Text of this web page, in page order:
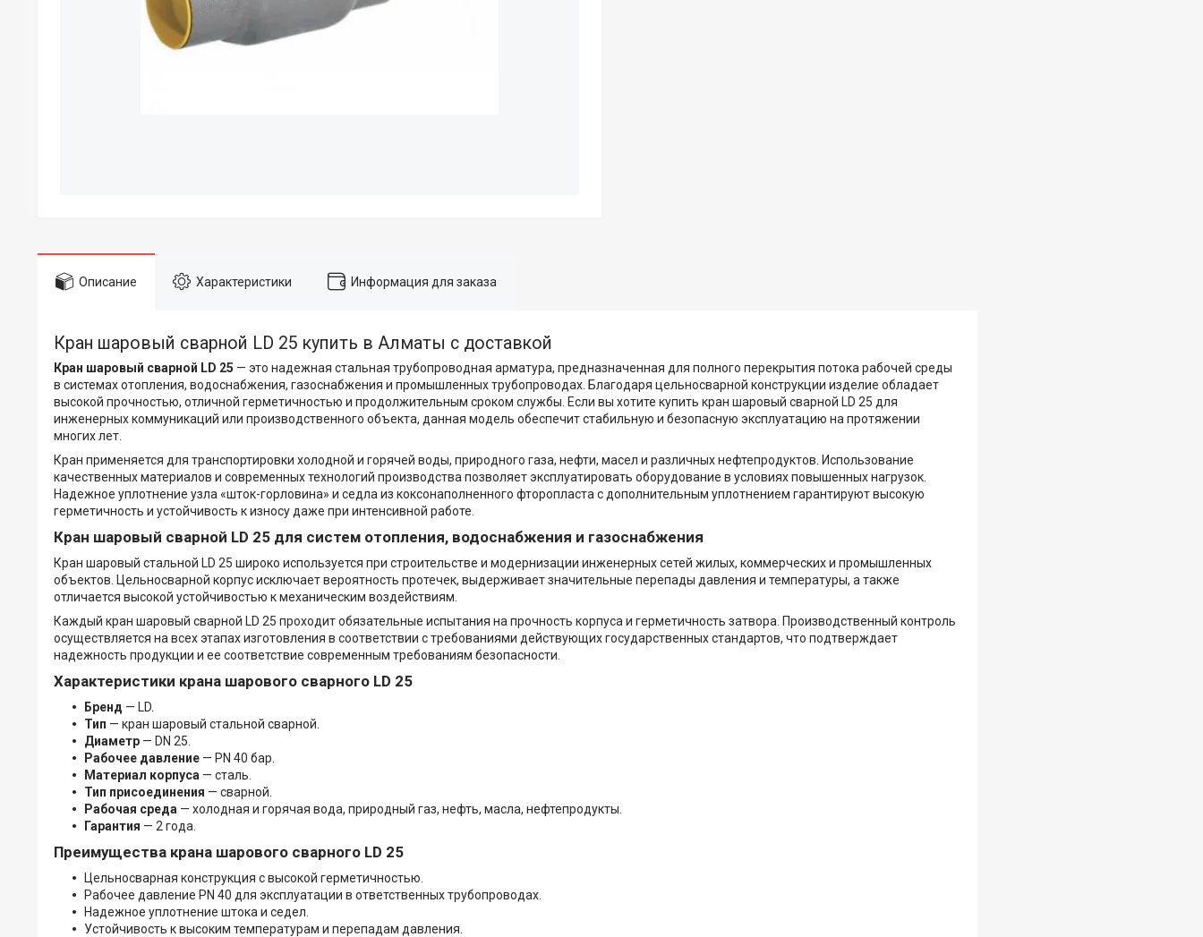
Описание Характеристики Информация для заказа
Кран шаровый сварной LD 25 купить в Алматы с доставкой
Кран шаровый сварной LD 25 — это надежная стальная трубопроводная арматура, предназначенная для полного перекрытия потока рабочей среды
в системах отопления, водоснабжения, газоснабжения и промышленных трубопроводах. Благодаря цельносварной конструкции изделие обладает
высокой прочностью, отличной герметичностью и продолжительным сроком службы. Если вы хотите купить кран шаровый сварной LD 25 для
инженерных коммуникаций или производственного объекта, данная модель обеспечит стабильную и безопасную эксплуатацию на протяжении
многих лет.
Кран применяется для транспортировки холодной и горячей воды, природного газа, нефти, масел и различных нефтепродуктов. Использование
качественных материалов и современных технологий производства позволяет эксплуатировать оборудование в условиях повышенных нагрузок.
Надежное уплотнение узла «шток-горловина» и седла из коксонаполненного фторопласта с дополнительным уплотнением гарантируют высокую
герметичность и устойчивость к износу даже при интенсивной работе.
Кран шаровый сварной LD 25 для систем отопления, водоснабжения и газоснабжения
Кран шаровый стальной LD 25 широко используется при строительстве и модернизации инженерных сетей жилых, коммерческих и промышленных
объектов. Цельносварной корпус исключает вероятность протечек, выдерживает значительные перепады давления и температуры, а также
отличается высокой устойчивостью к механическим воздействиям.
Каждый кран шаровый сварной LD 25 проходит обязательные испытания на прочность корпуса и герметичность затвора. Производственный контроль
осуществляется на всех этапах изготовления в соответствии с требованиями действующих государственных стандартов, что подтверждает
надежность продукции и ее соответствие современным требованиям безопасности.
Характеристики крана шарового сварного LD 25
Бренд — LD.
Тип — кран шаровый стальной сварной.
Диаметр — DN 25.
Рабочее давление — PN 40 бар.
Материал корпуса — сталь.
Тип присоединения — сварной.
Рабочая среда — холодная и горячая вода, природный газ, нефть, масла, нефтепродукты.
Гарантия — 2 года.
Преимущества крана шарового сварного LD 25
Цельносварная конструкция с высокой герметичностью.
Рабочее давление PN 40 для эксплуатации в ответственных трубопроводах.
Надежное уплотнение штока и седел.
Устойчивость к высоким температурам и перепадам давления.